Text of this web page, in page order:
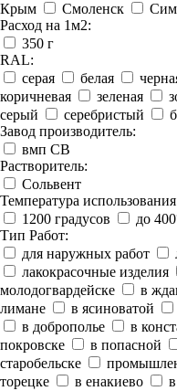
Крым
Смоленск
Расход на 1м2:
350 г
RAL:
серая
белая
коричневая
зеленая
серый
серебристый
Завод производитель:
вмп СВ
Растворитель:
Сольвент
Температура
1200 градусов
до
Тип Работ:
для наружных работ
лакокрасочные изделия
молодогвардейске
в
лимане
в ясиноватой
в доброполье
в
покровске
в попасной
старобельске
торецке
в енакиево